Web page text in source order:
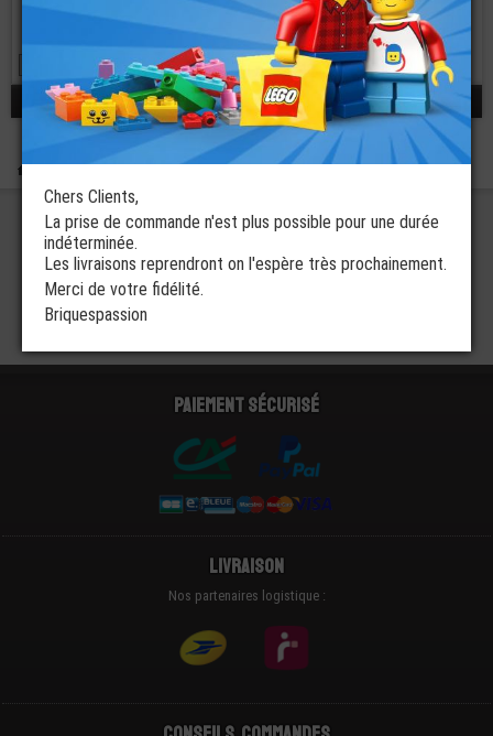
0,40€
à partir de
réponse 1 - 1 / 1
Boutique Pièces Détachées LEGO® Plates Plates LEGO® 2x12
Paiement sécurisé
Livraison
Nos partenaires logistique :
Chers Clients,
La prise de commande n'est plus possible pour une durée
indéterminée.
Les livraisons reprendront on l'espère très prochainement.
Merci de votre fidélité.
Briquespassion